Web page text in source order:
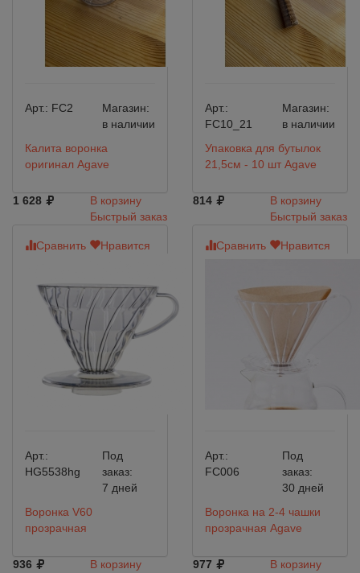
Арт.: FC2
Магазин:
в наличии
Калита воронка
оригинал Agave
1 628
В корзину
Быстрый заказ
Арт.:
FC10_21
Магазин:
в наличии
Упаковка для бутылок
21,5см - 10 шт Agave
814
В корзину
Быстрый заказ
Сравнить Нравится
Арт.:
HG5538hg
Под
заказ:
7 дней
Воронка V60
прозрачная
936
В корзину
Сравнить Нравится
Арт.:
FC006
Под
заказ:
30 дней
Воронка на 2-4 чашки
прозрачная Agave
977
В корзину